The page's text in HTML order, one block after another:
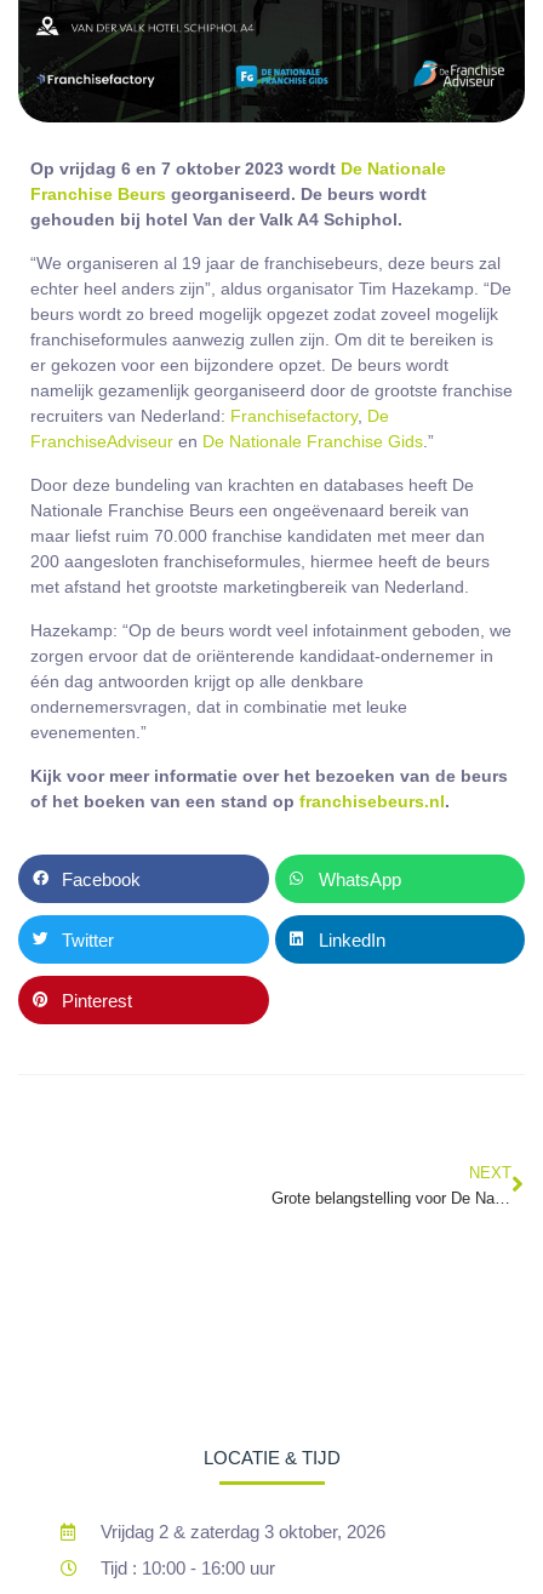
Op vrijdag 6 en 7 oktober 2023 wordt De Nationale
Franchise Beurs georganiseerd. De beurs wordt
gehouden bij hotel Van der Valk A4 Schiphol.
“We organiseren al 19 jaar de franchisebeurs, deze beurs zal
echter heel anders zijn”, aldus organisator Tim Hazekamp. “De
beurs wordt zo breed mogelijk opgezet zodat zoveel mogelijk
franchiseformules aanwezig zullen zijn. Om dit te bereiken is
er gekozen voor een bijzondere opzet. De beurs wordt
namelijk gezamenlijk georganiseerd door de grootste franchise
recruiters van Nederland: Franchisefactory, De
FranchiseAdviseur en De Nationale Franchise Gids.”
Door deze bundeling van krachten en databases heeft De
Nationale Franchise Beurs een ongeëvenaard bereik van
maar liefst ruim 70.000 franchise kandidaten met meer dan
200 aangesloten franchiseformules, hiermee heeft de beurs
met afstand het grootste marketingbereik van Nederland.
Hazekamp: “Op de beurs wordt veel infotainment geboden, we
zorgen ervoor dat de oriënterende kandidaat-ondernemer in
één dag antwoorden krijgt op alle denkbare
ondernemersvragen, dat in combinatie met leuke
evenementen.”
Kijk voor meer informatie over het bezoeken van de beurs
of het boeken van een stand op franchisebeurs.nl.
Facebook WhatsApp
Twitter LinkedIn
Pinterest
NEXT
Grote belangstelling voor De Nationale Franchise Beurs
LOCATIE & TIJD
Vrijdag 2 & zaterdag 3 oktober, 2026
Tijd : 10:00 - 16:00 uur